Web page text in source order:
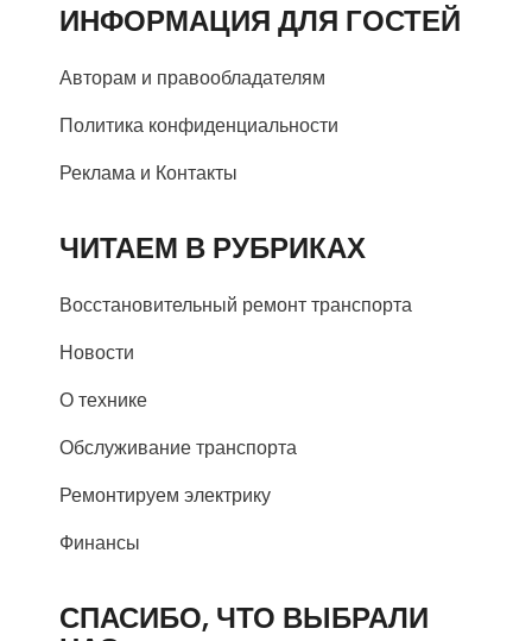
ИНФОРМАЦИЯ ДЛЯ ГОСТЕЙ
Авторам и правообладателям
Политика конфиденциальности
Реклама и Контакты
ЧИТАЕМ В РУБРИКАХ
Восстановительный ремонт транспорта
Новости
О технике
Обслуживание транспорта
Ремонтируем электрику
Финансы
СПАСИБО, ЧТО ВЫБРАЛИ